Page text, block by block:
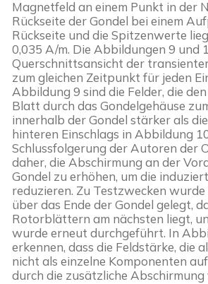
Magnetfeld an einem Punkt in der
Rückseite der Gondel bei einem
Rückseite und die Spitzenwerte
0,035 A/m. Die Abbildungen 9 und
Querschnittsansicht der
zum gleichen Zeitpunkt für jeden
Abbildung 9 sind die Felder, die
Blatt durch das Gondelgehäuse
innerhalb der Gondel stärker als
hinteren Einschlags in Abbildung
Schlussfolgerung der Autoren der
daher, die Abschirmung an der
Gondel zu erhöhen, um die
reduzieren. Zu Testzwecken wurde
über das Ende der Gondel gelegt,
Rotorblättern am nächsten liegt,
wurde erneut durchgeführt. In
erkennen, dass die Feldstärke, die
nicht als einzelne Komponenten
durch die zusätzliche